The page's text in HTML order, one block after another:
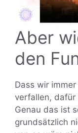
Aber
den
Dass wir
verfallen, dafür
Genau das ist
grundsätzlich